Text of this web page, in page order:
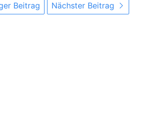
Beitrag Nächster Beitrag